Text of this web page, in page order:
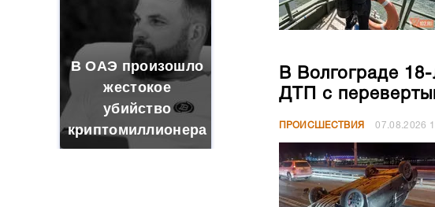
В ОАЭ произошло
жестокое
убийство
криптомиллионера
В Волгограде
ДТП с
ПРОИСШЕСТВИЯ 07.08.2026